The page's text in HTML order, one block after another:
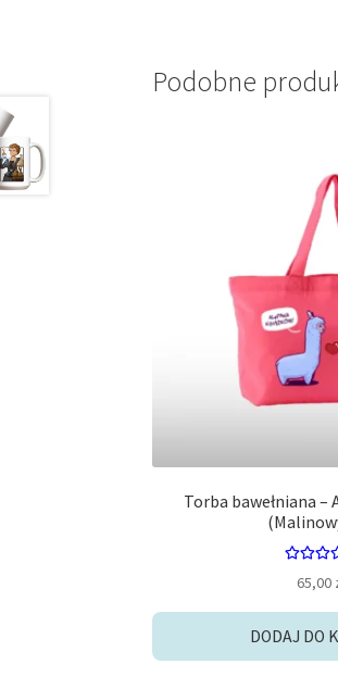
Podobne
Torba bawełniana –
5.00
65,00
DODAJ DO